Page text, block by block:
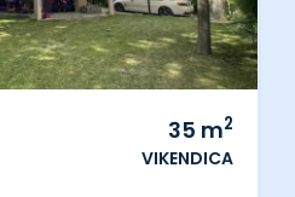
35 m2
VIKENDICA